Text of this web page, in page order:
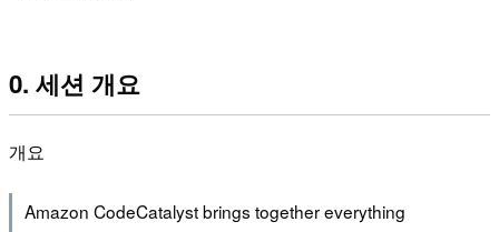
0. 세션 개요
개요
Amazon CodeCatalyst brings together everything